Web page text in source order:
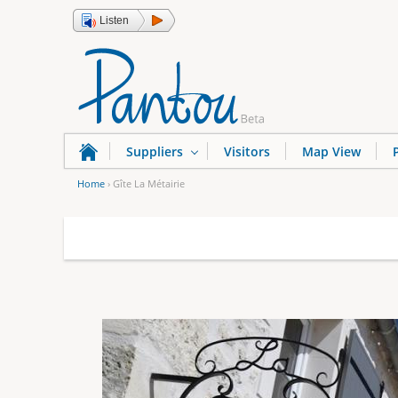
Listen
u
Home › Gîte La Métairie
Suppliers Visitors Map View